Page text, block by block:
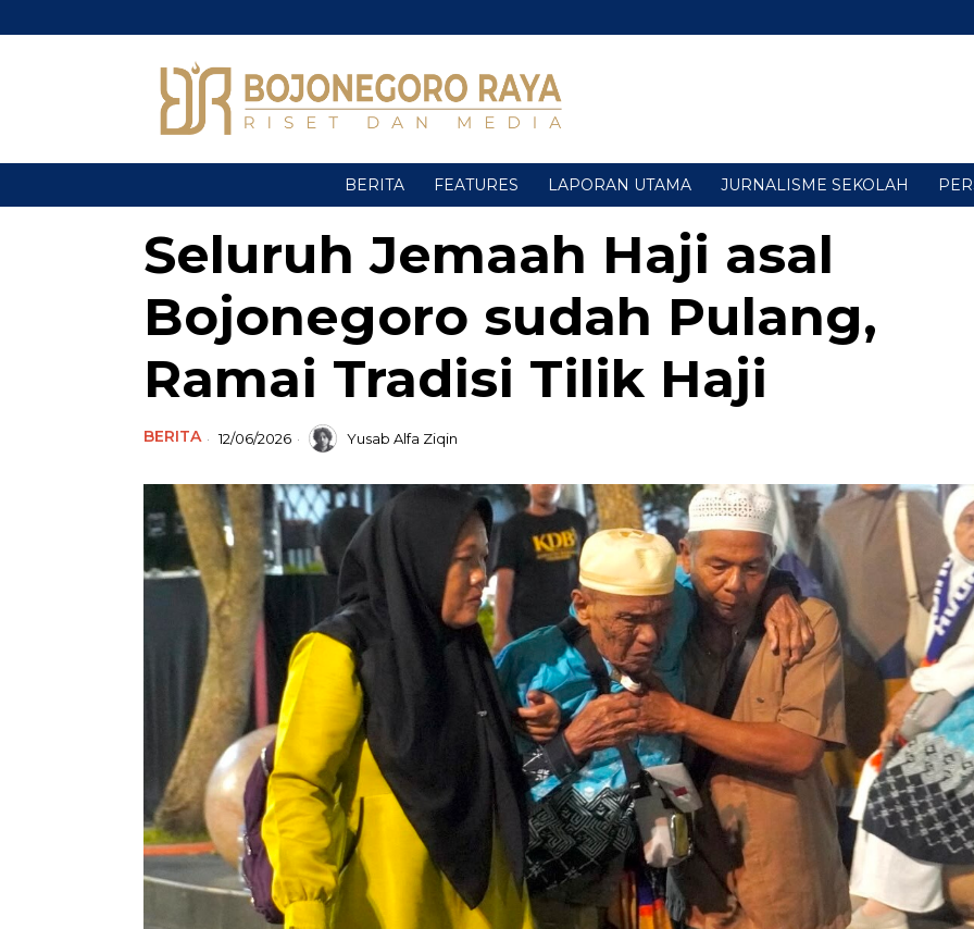
BERITA FEATURES LAPORAN UTAMA JURNALISME SEKOLAH
Seluruh Jemaah Haji asal
Bojonegoro sudah Pulang,
Ramai Tradisi Tilik Haji
BERITA 12/06/2026 Yusab Alfa Ziqin